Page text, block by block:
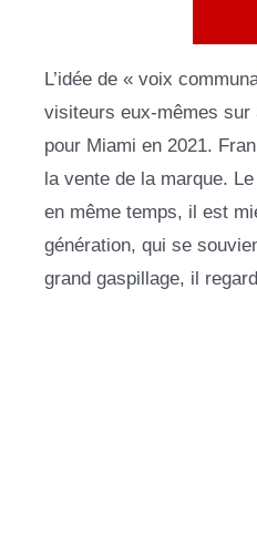
L’idée de « voix
visiteurs eux-mêmes sur
pour Miami en 2021.
la vente de la marque.
en même temps, il est
génération, qui se
grand gaspillage, il